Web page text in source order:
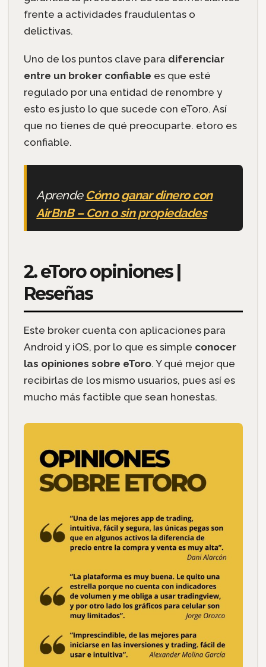
frente a actividades fraudulentas o
delictivas.
Uno de los puntos clave para diferenciar
entre un broker confiable es que esté
regulado por una entidad de renombre y
esto es justo lo que sucede con eToro. Así
que no tienes de qué preocuparte. etoro es
confiable.
Aprende Cómo ganar dinero con
AirBnB – Con o sin propiedades
2. eToro opiniones |
Reseñas
Este broker cuenta con aplicaciones para
Android y iOS, por lo que es simple conocer
las opiniones sobre eToro. Y qué mejor que
recibirlas de los mismo usuarios, pues así es
mucho más factible que sean honestas.